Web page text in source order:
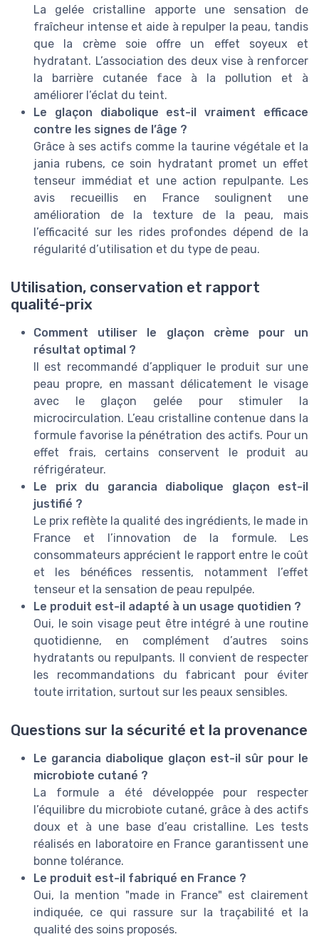
La gelée cristalline apporte une sensation de
fraîcheur intense et aide à repulper la peau, tandis
que la crème soie offre un effet soyeux et
hydratant. L’association des deux vise à renforcer
la barrière cutanée face à la pollution et à
améliorer l’éclat du teint.
Le glaçon diabolique est-il vraiment efficace
contre les signes de l’âge ?
Grâce à ses actifs comme la taurine végétale et la
jania rubens, ce soin hydratant promet un effet
tenseur immédiat et une action repulpante. Les
avis recueillis en France soulignent une
amélioration de la texture de la peau, mais
l’efficacité sur les rides profondes dépend de la
régularité d’utilisation et du type de peau.
Utilisation, conservation et rapport
qualité-prix
Comment utiliser le glaçon crème pour un
résultat optimal ?
Il est recommandé d’appliquer le produit sur une
peau propre, en massant délicatement le visage
avec le glaçon gelée pour stimuler la
microcirculation. L’eau cristalline contenue dans la
formule favorise la pénétration des actifs. Pour un
effet frais, certains conservent le produit au
réfrigérateur.
Le prix du garancia diabolique glaçon est-il
justifié ?
Le prix reflète la qualité des ingrédients, le made in
France et l’innovation de la formule. Les
consommateurs apprécient le rapport entre le coût
et les bénéfices ressentis, notamment l’effet
tenseur et la sensation de peau repulpée.
Le produit est-il adapté à un usage quotidien ?
Oui, le soin visage peut être intégré à une routine
quotidienne, en complément d’autres soins
hydratants ou repulpants. Il convient de respecter
les recommandations du fabricant pour éviter
toute irritation, surtout sur les peaux sensibles.
Questions sur la sécurité et la provenance
Le garancia diabolique glaçon est-il sûr pour le
microbiote cutané ?
La formule a été développée pour respecter
l’équilibre du microbiote cutané, grâce à des actifs
doux et à une base d’eau cristalline. Les tests
réalisés en laboratoire en France garantissent une
bonne tolérance.
Le produit est-il fabriqué en France ?
Oui, la mention "made in France" est clairement
indiquée, ce qui rassure sur la traçabilité et la
qualité des soins proposés.